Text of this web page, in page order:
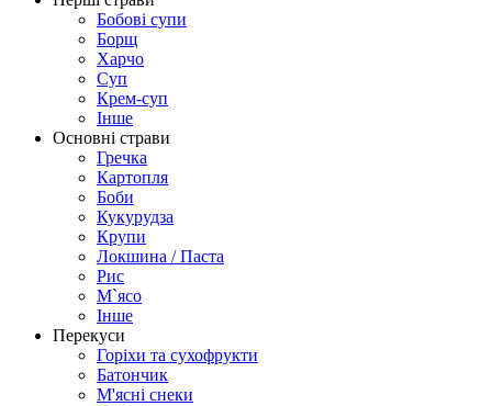
Бобові супи
Борщ
Харчо
Суп
Крем-суп
Інше
Основні страви
Гречка
Картопля
Боби
Кукурудза
Крупи
Локшина / Паста
Рис
М`ясо
Інше
Перекуси
Горіхи та сухофрукти
Батончик
М'ясні снеки